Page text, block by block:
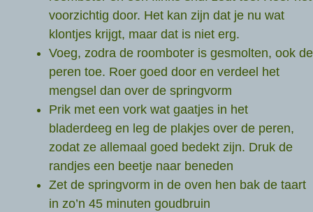
voorzichtig door. Het kan zijn dat je nu wat
klontjes krijgt, maar dat is niet erg.
Voeg, zodra de roomboter is gesmolten, ook de
peren toe. Roer goed door en verdeel het
mengsel dan over de springvorm
Prik met een vork wat gaatjes in het
bladerdeeg en leg de plakjes over de peren,
zodat ze allemaal goed bedekt zijn. Druk de
randjes een beetje naar beneden
Zet de springvorm in de oven hen bak de taart
in zo’n 45 minuten goudbruin